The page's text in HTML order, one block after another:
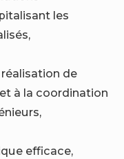
les
de
à la coordination
efficace,